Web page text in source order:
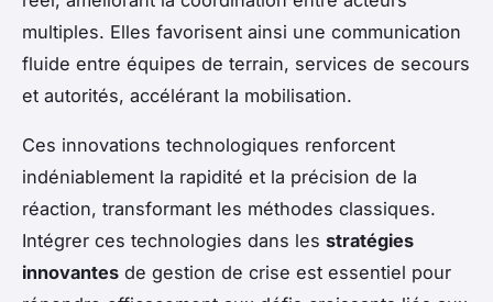
multiples. Elles favorisent ainsi une communication
fluide entre équipes de terrain, services de secours
et autorités, accélérant la mobilisation.
Ces innovations technologiques renforcent
indéniablement la rapidité et la précision de la
réaction, transformant les méthodes classiques.
Intégrer ces technologies dans les stratégies
innovantes de gestion de crise est essentiel pour